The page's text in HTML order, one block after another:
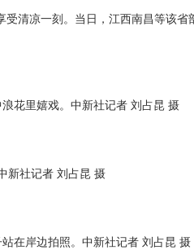
清凉一刻。当日，江西南昌等该
花里嬉戏。中新社记者 刘占昆 摄
新社记者 刘占昆 摄
在岸边拍照。中新社记者 刘占昆 摄